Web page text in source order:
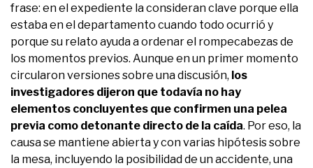
frase: en el expediente la consideran clave porque ella
estaba en el departamento cuando todo ocurrió y
porque su relato ayuda a ordenar el rompecabezas de
los momentos previos. Aunque en un primer momento
circularon versiones sobre una discusión, los
investigadores dijeron que todavía no hay
elementos concluyentes que confirmen una pelea
previa como detonante directo de la caída. Por eso, la
causa se mantiene abierta y con varias hipótesis sobre
la mesa, incluyendo la posibilidad de un accidente, una